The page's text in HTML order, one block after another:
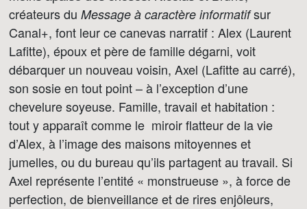
créateurs du Message à caractère informatifsur
Canal+, font leur ce canevas narratif : Alex (Laurent
Lafitte), époux et père de famille dégarni, voit
débarquer un nouveau voisin, Axel (Lafitte au carré),
son sosie en tout point – à l’exception d’une
chevelure soyeuse. Famille, travail et habitation :
tout y apparaît comme le miroir flatteur de la vie
d’Alex, à l’image des maisons mitoyennes et
jumelles, ou du bureau qu’ils partagent au travail. Si
Axel représente l’entité « monstrueuse », à force de
perfection, de bienveillance et de rires enjôleurs,